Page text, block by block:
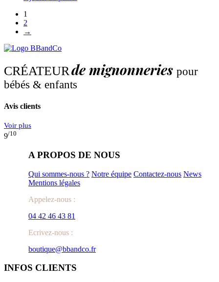
1
2
→
CRÉATEURde mignonneries pour
bébés & enfants
Avis clients
Voir plus
9/10
A PROPOS DE NOUS
Qui sommes-nous ? Notre équipe Contactez-nous News
Mentions légales
Appelez-nous :
04 42 46 43 81
Ecrivez-nous :
boutique@bbandco.fr
INFOS CLIENTS